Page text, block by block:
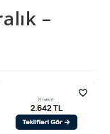
–